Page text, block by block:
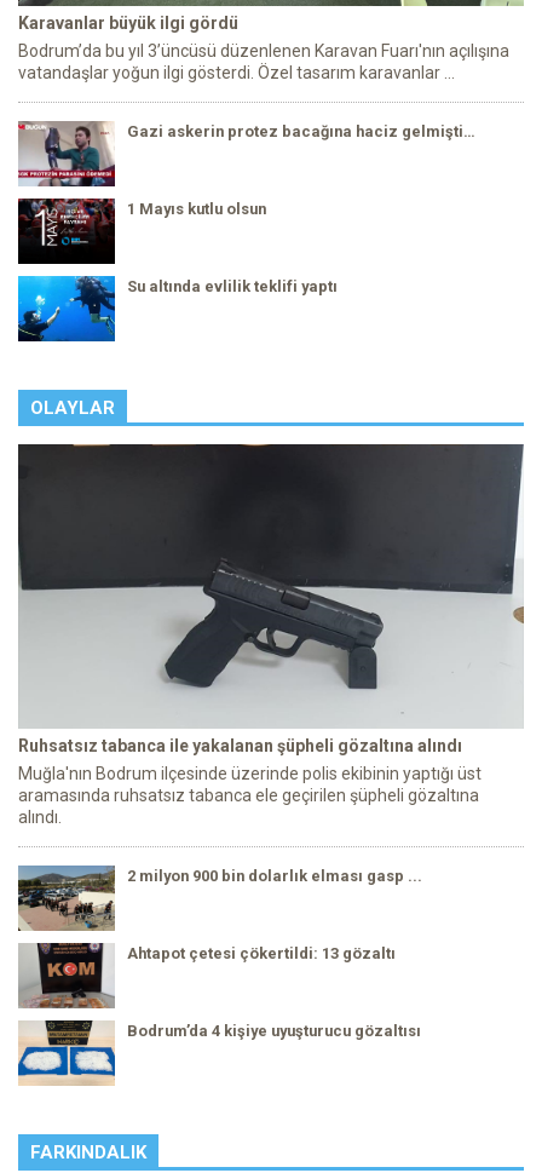
Karavanlar büyük ilgi gördü
Bodrum’da bu yıl 3’üncüsü düzenlenen Karavan Fuarı'nın açılışına
vatandaşlar yoğun ilgi gösterdi. Özel tasarım karavanlar ...
Gazi askerin protez bacağına haciz gelmişti…
1 Mayıs kutlu olsun
Su altında evlilik teklifi yaptı
OLAYLAR
Ruhsatsız tabanca ile yakalanan şüpheli gözaltına alındı
Muğla'nın Bodrum ilçesinde üzerinde polis ekibinin yaptığı üst
aramasında ruhsatsız tabanca ele geçirilen şüpheli gözaltına
alındı.
2 milyon 900 bin dolarlık elması gasp ...
Ahtapot çetesi çökertildi: 13 gözaltı
Bodrum’da 4 kişiye uyuşturucu gözaltısı
FARKINDALIK